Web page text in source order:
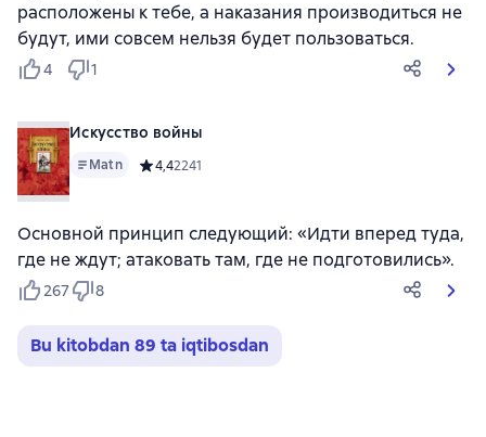
расположены к тебе, а наказания производиться не
будут, ими совсем нельзя будет пользоваться.
4 1
Искусство войны
Matn Средний рейтинг 4,4 на основе 2241 оценок
4,42241
Основной принцип следующий: «Идти вперед туда,
где не ждут; атаковать там, где не подготовились».
267 8
Bu kitobdan 89 ta iqtibosdan